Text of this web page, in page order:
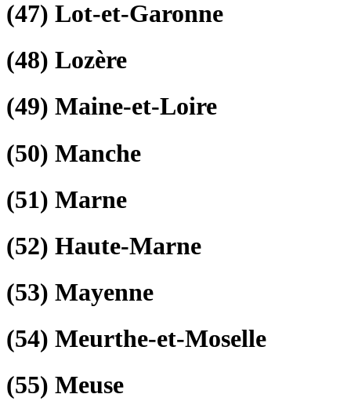
(47) Lot-et-Garonne
(48) Lozère
(49) Maine-et-Loire
(50) Manche
(51) Marne
(52) Haute-Marne
(53) Mayenne
(54) Meurthe-et-Moselle
(55) Meuse